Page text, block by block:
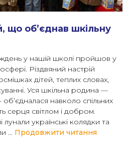
що об’єднав шкільну
у нашій школі пройшов у
Різдвяний настрій
дітей, теплих словах,
Уся шкільна родина —
об’єдналася навколо спільних
серця світлом і добром.
українські колядки та
… Продовжити читання